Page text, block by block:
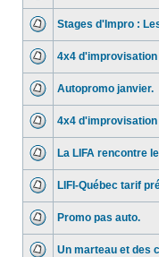
Stages d'Impro :
4x4
Autopromo janvier.
4x4 d'improvisation
La LIFA rencontre
LIFI-Québec tarif
Promo pas auto.
Un marteau et des